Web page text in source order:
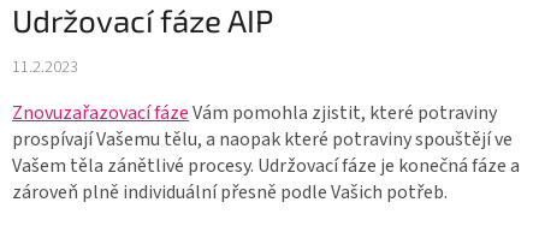
Udržovací fáze AIP
11.2.2023
Znovuzařazovací fázeVám pomohla zjistit, které potraviny
prospívají Vašemu tělu, a naopak které potraviny spouštějí ve
Vašem těla zánětlivé procesy. Udržovací fáze je konečná fáze a
zároveň plně individuální přesně podle Vašich potřeb.